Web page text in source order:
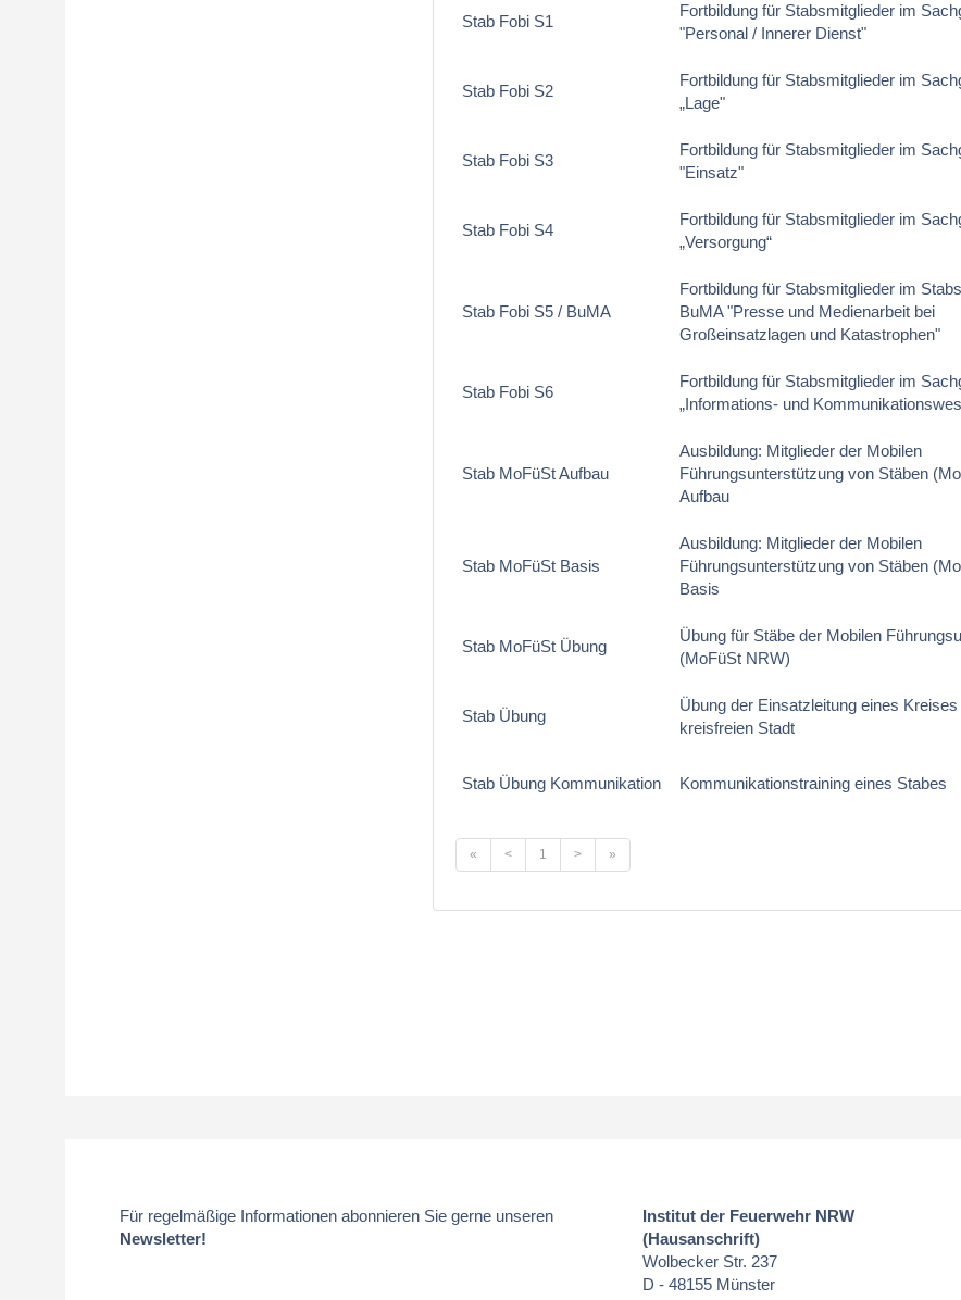
Stab Fobi S1
Fortbildung für Stabsmitglieder im
"Personal / Innerer Dienst"
Stab Fobi S2
Fortbildung für Stabsmitglieder im
„Lage"
Stab Fobi S3
Fortbildung für Stabsmitglieder im
"Einsatz"
Stab Fobi S4
Fortbildung für Stabsmitglieder im
„Versorgung“
Stab Fobi S5 / BuMA
Fortbildung für Stabsmitglieder im
BuMA "Presse und Medienarbeit bei
Großeinsatzlagen und Katastrophen"
Stab Fobi S6
Fortbildung für Stabsmitglieder im
„Informations- und
Stab MoFüSt Aufbau
Ausbildung: Mitglieder der Mobilen
Führungsunterstützung von Stäben
Aufbau
Stab MoFüSt Basis
Ausbildung: Mitglieder der Mobilen
Führungsunterstützung von Stäben
Basis
Stab MoFüSt Übung
Übung für Stäbe der Mobilen
(MoFüSt NRW)
Stab Übung
Übung der Einsatzleitung eines
kreisfreien Stadt
Stab Übung Kommunikation Kommunikationstraining eines Stabes
« < 1 > »
Für regelmäßige Informationen abonnieren Sie gerne unseren
Newsletter!
Institut der Feuerwehr NRW
(Hausanschrift)
Wolbecker Str. 237
D - 48155 Münster